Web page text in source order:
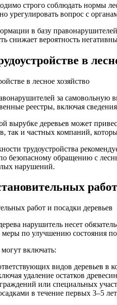
строго соблюдать нормы
урегулировать вопрос с
в базу
снижает вероятность
в
за самовольную
реестры, включая
вырубке деревьев может
так и частных компаний,
трудоустройства
безопасному обращению с
нарушений.
нарушитель несет
меры по улучшению состояния
включать:
видов деревьев в
удаление остатков
или специальных
в течение первых 3–5